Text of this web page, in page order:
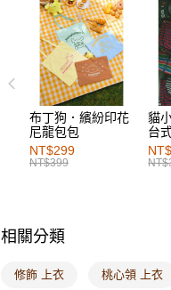
布丁狗．繽紛印花
尼龍包包
NT$299
NT$399
貓
台
相關分類
修飾 上衣 桃心領 上衣